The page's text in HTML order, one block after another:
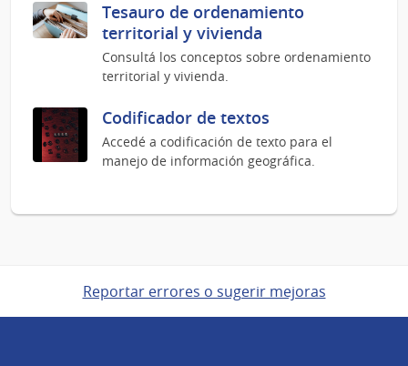
Tesauro de ordenamiento
territorial y vivienda
Consultá los conceptos sobre ordenamiento
territorial y vivienda.
Codificador de textos
Accedé a codificación de texto para el
manejo de información geográfica.
Reportar errores o sugerir mejoras